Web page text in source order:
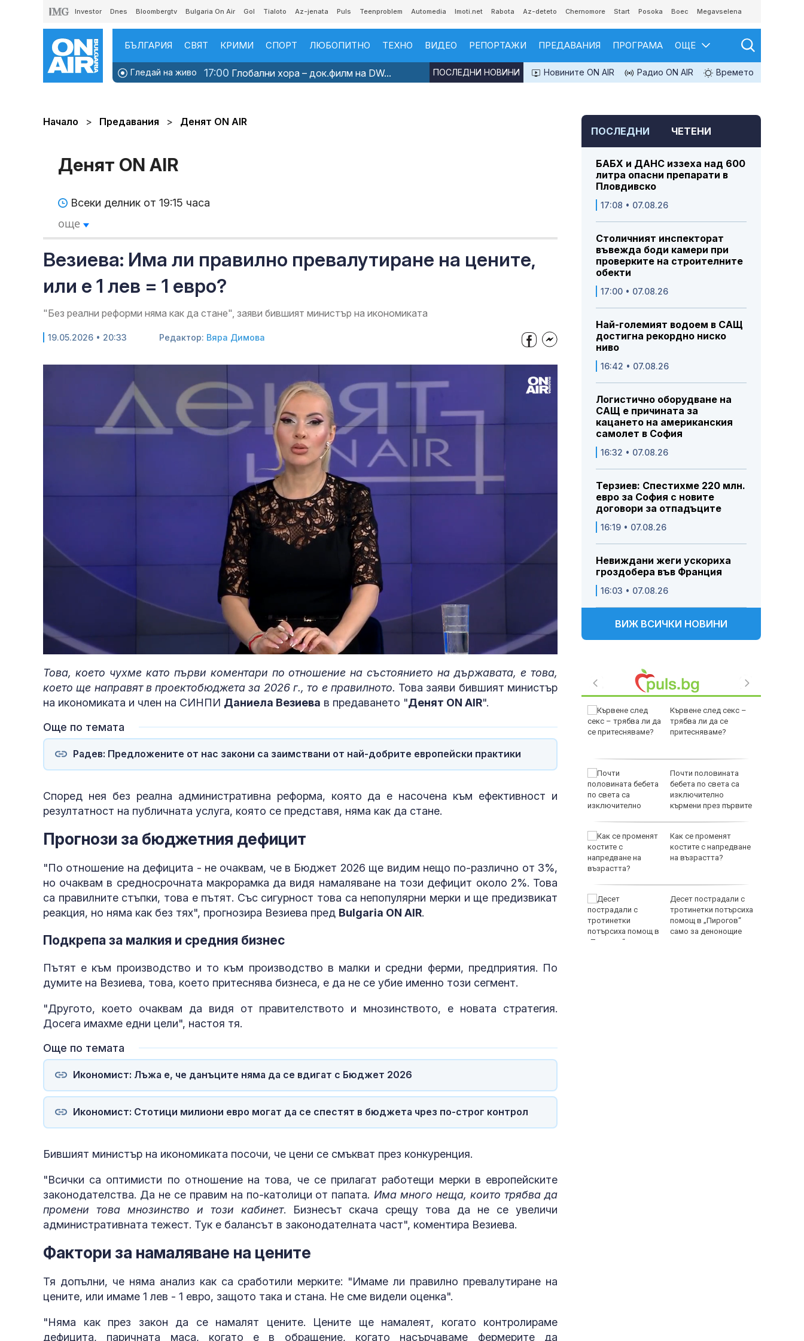
Investor Dnes Bloombergtv Bulgaria On Air Gol Tialoto Az-jenata Puls Teenproblem Automedia Imoti.net Rabota Az-deteto Chernomore Start Posoka Boec Megavselena
БЪЛГАРИЯ СВЯТ КРИМИ СПОРТ ЛЮБОПИТНО ТЕХНО ВИДЕО РЕПОРТАЖИ ПРЕДАВАНИЯ ПРОГРАМА ОЩЕ
Гледай на живо 17:00 Глобални хора – док.филм на DW... Новините ON AIR Радио ON AIR Времето
ПОСЛЕДНИ НОВИНИ
Начало Предавания Денят ON AIR
Денят ON AIR
Всеки делник от 19:15 часа
още
Везиева: Има ли правилно превалутиране на цените,
или е 1 лев = 1 евро?
"Без реални реформи няма как да стане", заяви бившият министър на икономиката
19.05.2026 • 20:33 Редактор: Вяра Димова
Unmute
5.92%
Това, което чухме като първи коментари по отношение на състоянието на държавата, е това,
което ще направят в проектобюджета за 2026 г., то е правилното. Това заяви бившият министър
на икономиката и член на СИНПИ Даниела Везиева в предаването "Денят ON AIR".
Още по темата
Радев: Предложените от нас закони са заимствани от най-добрите европейски практики
Според нея без реална административна реформа, която да е насочена към ефективност и
резултатност на публичната услуга, която се представя, няма как да стане.
Прогнози за бюджетния дефицит
"По отношение на дефицита - не очаквам, че в Бюджет 2026 ще видим нещо по-различно от 3%,
но очаквам в средносрочната макрорамка да видя намаляване на този дефицит около 2%. Това
са правилните стъпки, това е пътят. Със сигурност това са непопулярни мерки и ще предизвикат
реакция, но няма как без тях", прогнозира Везиева пред Bulgaria ON AIR.
Подкрепа за малкия и средния бизнес
Пътят е към производство и то към производство в малки и средни ферми, предприятия. По
думите на Везиева, това, което притеснява бизнеса, е да не се убие именно този сегмент.
"Другото, което очаквам да видя от правителството и мнозинството, е новата стратегия.
Досега имахме едни цели", настоя тя.
Още по темата
Икономист: Лъжа е, че данъците няма да се вдигат с Бюджет 2026
Икономист: Стотици милиони евро могат да се спестят в бюджета чрез по-строг контрол
Бившият министър на икономиката посочи, че цени се смъкват през конкуренция.
"Всички са оптимисти по отношение на това, че се прилагат работещи мерки в европейските
законодателства. Да не се правим на по-католици от папата. Има много неща, които трябва да
промени това мнозинство и този кабинет. Бизнесът скача срещу това да не се увеличи
административната тежест. Тук е балансът в законодателната част", коментира Везиева.
Фактори за намаляване на цените
Тя допълни, че няма анализ как са сработили мерките: "Имаме ли правилно превалутиране на
цените, или имаме 1 лев - 1 евро, защото така и стана. Не сме видели оценка".
"Няма как през закон да се намалят цените. Цените ще намалеят, когато контролираме
дефицита, паричната маса, когато е в обращение, когато насърчаваме фермерите да
ПОСЛЕДНИ ЧЕТЕНИ
БАБХ и ДАНС иззеха над 600
литра опасни препарати в
Пловдивско
17:08 • 07.08.26
Столичният инспекторат
въвежда боди камери при
проверките на строителните
обекти
17:00 • 07.08.26
Най-големият водоем в САЩ
достигна рекордно ниско
ниво
16:42 • 07.08.26
Логистично оборудване на
САЩ е причината за
кацането на американския
самолет в София
16:32 • 07.08.26
Терзиев: Спестихме 220 млн.
евро за София с новите
договори за отпадъците
16:19 • 07.08.26
Невиждани жеги ускориха
гроздобера във Франция
16:03 • 07.08.26
ВИЖ ВСИЧКИ НОВИНИ
Шумналиев (СНИМКИ)
Кола се запали на АМ
БАБХ спря замърсени
Кървене след секс –
трябва ли да се
притесняваме?
Почти половината
бебета по света са
изключително
кърмени през първите
Как се променят
костите с напредване
на възрастта?
Десет пострадали с
тротинетки потърсиха
помощ в „Пирогов“
само за денонощие